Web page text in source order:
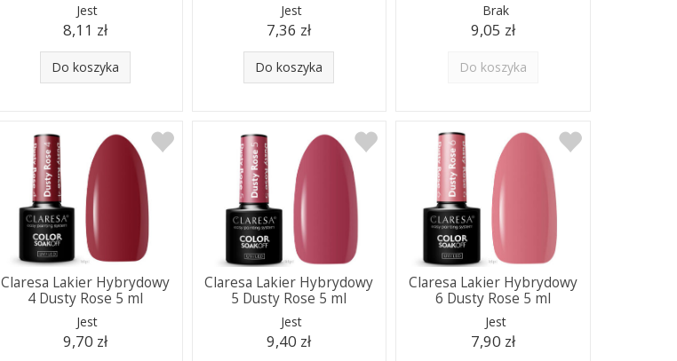
Jest
8,11 zł
Do koszyka
Jest
7,36 zł
Do koszyka
Brak
9,05 zł
Do koszyka
Claresa Lakier Hybrydowy
4 Dusty Rose 5 ml
Jest
9,70 zł
Claresa Lakier Hybrydowy
5 Dusty Rose 5 ml
Jest
9,40 zł
Claresa Lakier Hybrydowy
6 Dusty Rose 5 ml
Jest
7,90 zł